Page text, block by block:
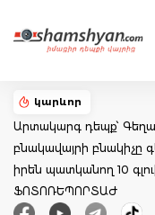
կարևոր
Արտակարգ դեպք՝
բնակավայրի բնակիչը
իրեն պատկանող 10
ՖՈՏՈՌԵՊՈՐՏԱԺ